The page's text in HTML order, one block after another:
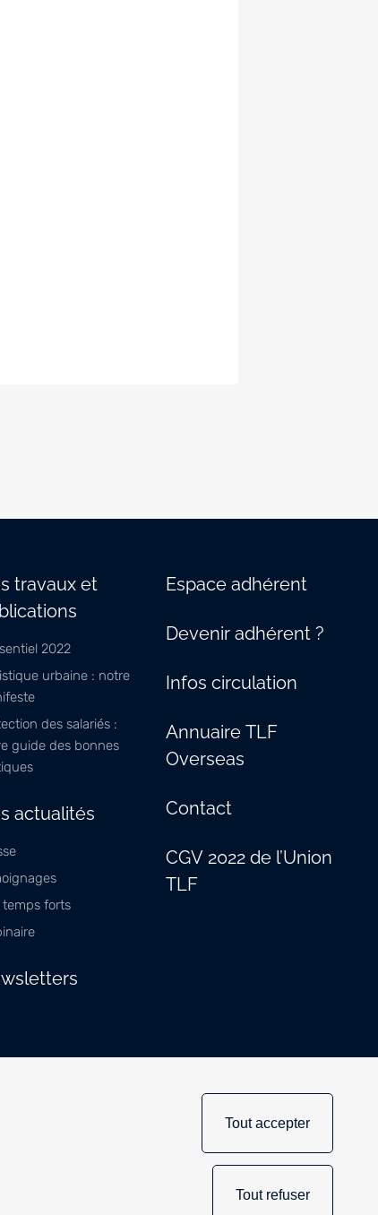
travaux et
2022
urbaine : notre
des salariés :
guide des bonnes
actualités
temps forts
Espace adhérent
Devenir adhérent ?
Infos circulation
Annuaire TLF
Overseas
Contact
CGV 2022 de l’Union
TLF
Tout accepter
Tout refuser